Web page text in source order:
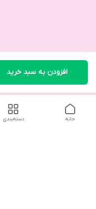
افزودن به سبد خرید
دسته‌بندی خانه